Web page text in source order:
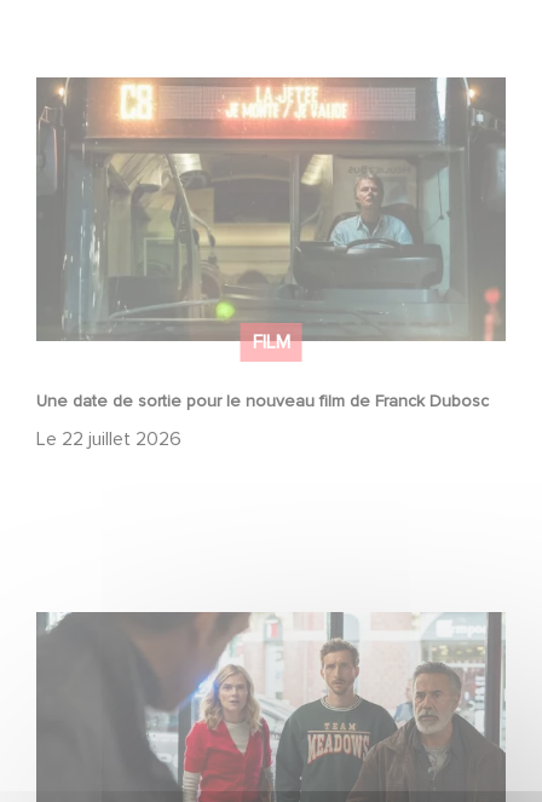
FILM
Une date de sortie pour le nouveau film de Franck Dubosc
Le 22 juillet 2026
Une date de sortie pour le nouveau film de Franck
Dubosc
Une nouvelle comédie avec Baptiste Lecaplain et José
Garcia en 2027 !